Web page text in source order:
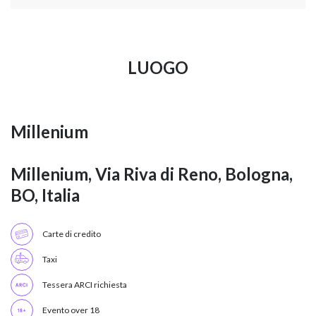
LUOGO
Millenium
Millenium, Via Riva di Reno, Bologna,
BO, Italia
Carte di credito
Taxi
Tessera ARCI richiesta
Evento over 18